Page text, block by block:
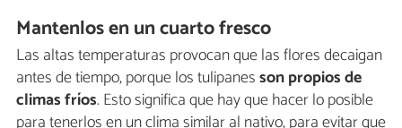
Mantenlos en un cuarto fresco
Las altas temperaturas provocan que las flores decaigan
antes de tiempo, porque los tulipanesson propios de
climas fríos. Esto significa que hay que hacer lo posible